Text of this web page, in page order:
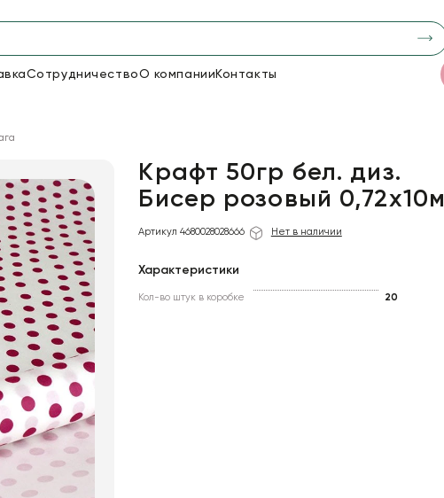
СотрудничествоО компании Контакты
Пленка
18
Сетка6
Крафт 50гр бел. диз.
Бисер розовый 0,72х10м
Артикул 4680028028666 Нет в наличии
Характеристики
Кол-во штук в коробке 20